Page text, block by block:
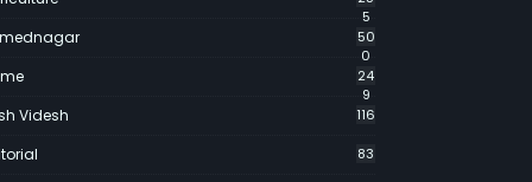
5
50
0
24
9
Videsh 116
83